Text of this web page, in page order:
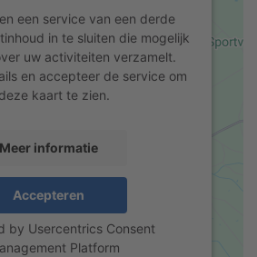
een service van een derde
in te sluiten die mogelijk
uw activiteiten verzamelt.
en accepteer de service om
deze kaart te zien.
Meer informatie
Accepteren
by Usercentrics Consent
Platform